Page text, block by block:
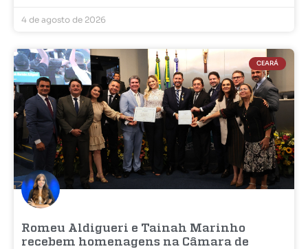
4 de agosto de 2026
CEARÁ
Romeu Aldigueri e Tainah Marinho
recebem homenagens na Câmara de